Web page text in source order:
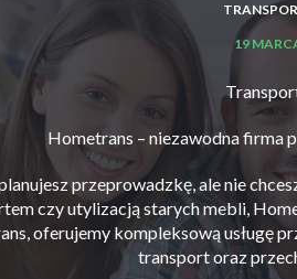
19
Hometrans – niezawodna firma
przeprowadzkę, ale nie
czy utylizacją starych mebli,
oferujemy kompleksową usługę
transport oraz